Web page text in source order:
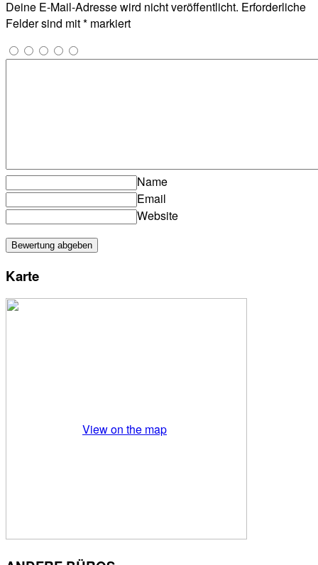
Deine E-Mail-Adresse wird nicht veröffentlicht. Erforderliche
Felder sind mit* markiert
Name
Email
Website
Karte
View on the map